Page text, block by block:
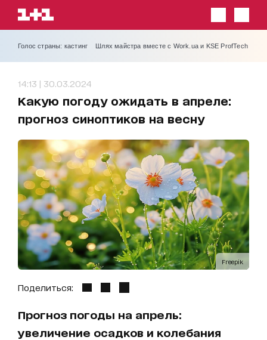
Голос страны: кастинг Шлях майстра вместе с Work.ua и KSE ProfTech
14:13 | 30.03.2024
Какую погоду ожидать в апреле:
прогноз синоптиков на весну
Freepik
Поделиться:
Прогноз погоды на апрель:
увеличение осадков и колебания